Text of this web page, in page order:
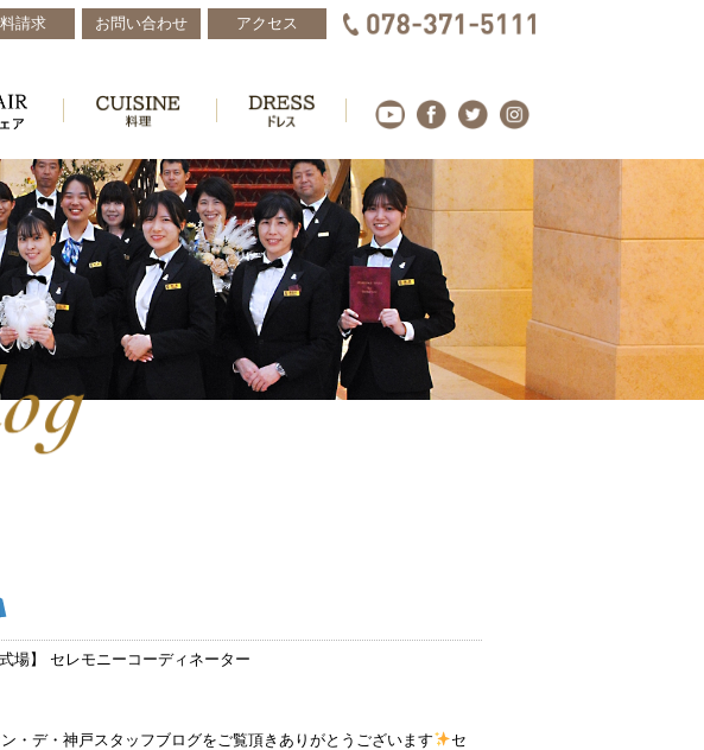
請求 お問い合わせ アクセス
場】 セレモニーコーディネーター
・デ・神戸スタッフブログをご覧頂きありがとうございます
セ